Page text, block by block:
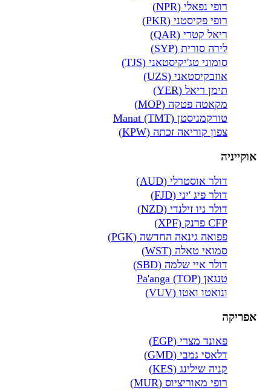
רופי נפאלי (NPR)
רופי פקיסטני (PKR)
ריאל קטרי (QAR)
לירה סורית (SYP)
סומוני טג'יקיסטאני (TJS)
אוזבקיסטאני (UZS)
תימן ריאל (YER)
מקאטה פטקה (MOP)
טורקמניסטן Manat (TMT)
צפון קוריאה זכתה (KPW)
אוקייניה
דולר אוסטרלי (AUD)
דולר פיג 'יני (FJD)
דולר ניו זילנדי (NZD)
CFP פרנק (XPF)
פפואה גינאה החדשה (PGK)
סמואי טאלה (WST)
דולר איי שלמה (SBD)
טנגאן Pa'anga (TOP)
ונואטו ואטו (VUV)
אפריקה
פאונד מצרי (EGP)
דלאסי גמבי (GMD)
קניה שילינג (KES)
רופי מאוריציוס (MUR)